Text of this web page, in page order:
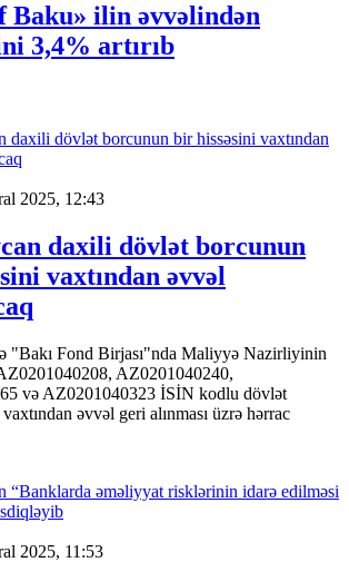
Baku» ilin əvvəlindən
3,4% artırıb
2025, 12:43
daxili dövlət borcunun
vaxtından əvvəl
"Bakı Fond Birjası"nda Maliyyə Nazirliyinin
AZ0201040240,
və AZ0201040323 İSİN kodlu dövlət
vaxtından əvvəl geri alınması üzrə hərrac
2025, 11:53